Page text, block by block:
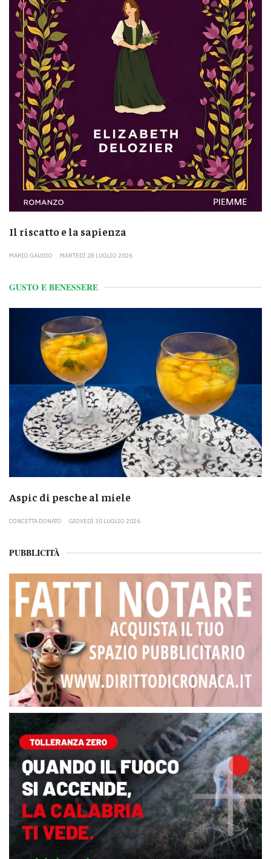
Il riscatto e la sapienza
MARIO GAUDIO MARTEDÌ 28 LUGLIO 2026
GUSTO E BENESSERE
Aspic di pesche al miele
CONCETTA DONATO GIOVEDÌ 30 LUGLIO 2026
PUBBLICITÀ